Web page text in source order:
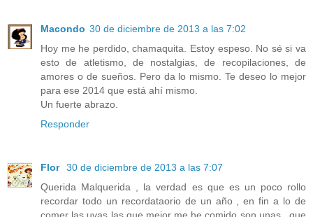
Macondo 30 de diciembre de 2013 a las 7:02
Hoy me he perdido, chamaquita. Estoy espeso. No sé si va
esto de atletismo, de nostalgias, de recopilaciones, de
amores o de sueños. Pero da lo mismo. Te deseo lo mejor
para ese 2014 que está ahí mismo.
Un fuerte abrazo.
Responder
Flor 30 de diciembre de 2013 a las 7:07
Querida Malquerida , la verdad es que es un poco rollo
recordar todo un recordataorio de un año , en fin a lo de